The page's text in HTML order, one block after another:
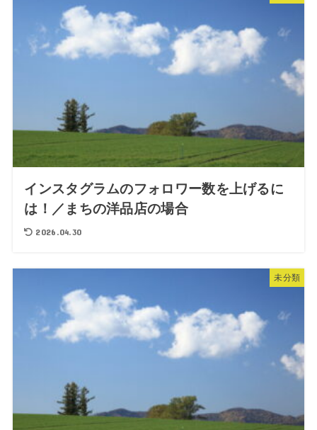
インスタグラムのフォロワー数を上げるに
は！／まちの洋品店の場合
2026.04.30
未分類